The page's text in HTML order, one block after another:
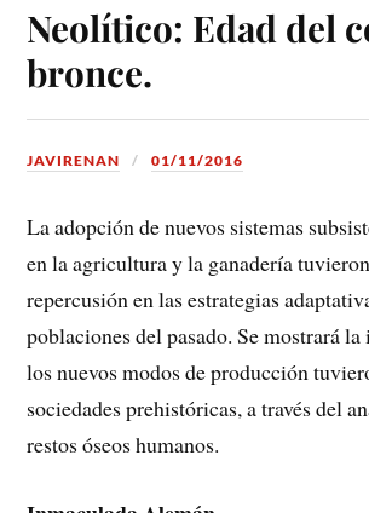
Neolítico: Edad del
bronce.
JAVIRENAN 01/11/2016
La adopción de nuevos sistemas
en la agricultura y la ganadería
repercusión en las estrategias
poblaciones del pasado. Se mostrará
los nuevos modos de producción
sociedades prehistóricas, a través del
restos óseos humanos.